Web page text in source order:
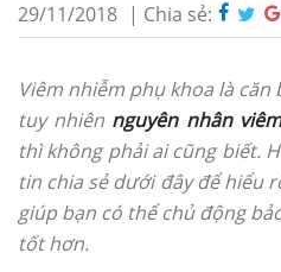
29/11/2018 | Chia sẻ:
Viêm nhiễm phụ khoa là
tuy nhiên nguyên nhân
thì không phải ai cũng biết.
tin chia sẻ dưới đây để hiểu
giúp bạn có thể chủ động
tốt hơn.